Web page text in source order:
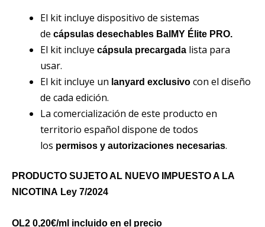
El kit incluye dispositivo de sistemas
de cápsulas desechables BalMY Élite PRO.
El kit incluye cápsula precargada lista para
usar.
El kit incluye un lanyard exclusivo con el diseño
de cada edición.
La comercialización de este producto en
territorio español dispone de todos
los permisos y autorizaciones necesarias.
PRODUCTO SUJETO AL NUEVO IMPUESTO A LA
NICOTINA Ley 7/2024
OL2 0,20€/ml incluido en el precio